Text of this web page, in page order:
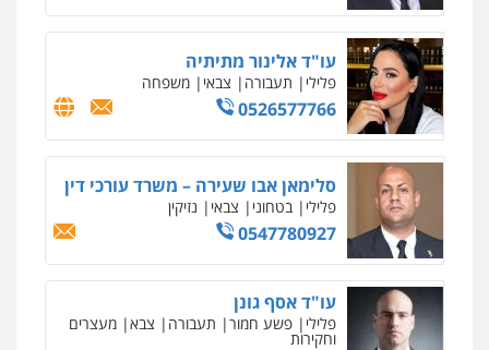
גיא זהבי משרד עורכי דין
פלילי משפחה
503456449
עו"ד איהאב ג'לג'ולי
פלילי מעצרים וחקירות עורכי דין לענייני
אסירים
0505216700
אייל בן שושן, עורך דין פלילי
פלילי מעצרים וחקירות פשיעה חמורה
נוער רישום פלילי